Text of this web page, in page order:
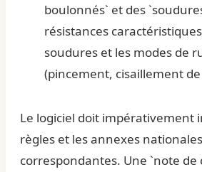
boulonnés` et des
résistances
soudures et les modes de
(pincement, cisaillement de
Le logiciel doit impérativement
règles et les annexes nationales
correspondantes. Une `note de